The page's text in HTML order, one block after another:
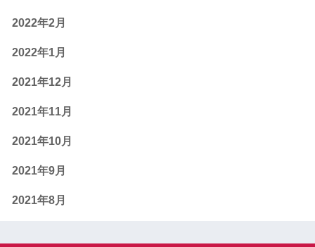
2022年2月
2022年1月
2021年12月
2021年11月
2021年10月
2021年9月
2021年8月